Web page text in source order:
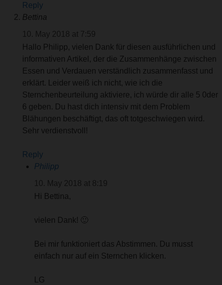
Reply
Bettina
10. May 2018 at 7:59
Hallo Philipp, vielen Dank für diesen ausführlichen und
informativen Artikel, der die Zusammenhänge zwischen
Essen und Verdauen verständlich zusammenfasst und
erklärt. Leider weiß ich nicht, wie ich die
Sternchenbeurteilung aktiviere, ich würde dir alle 5 0der
6 geben. Du hast dich intensiv mit dem Problem
Blähungen beschäftigt, das oft totgeschwiegen wird.
Sehr verdienstvoll!
Reply
Philipp
10. May 2018 at 8:19
Hi Bettina,
vielen Dank! 🙂
Bei mir funktioniert das Abstimmen. Du musst
einfach nur auf ein Sternchen klicken.
LG